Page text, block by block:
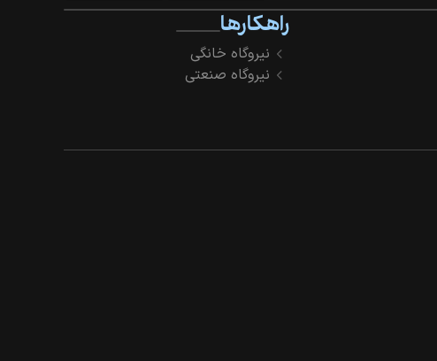
راهکارها
نیروگاه خانگی
نیروگاه صنعتی